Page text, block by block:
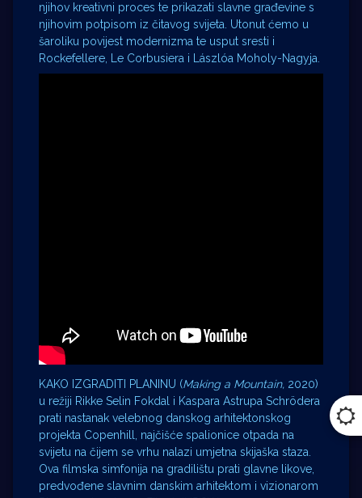
njihov kreativni proces te prikazati slavne građevine s
njihovim potpisom iz čitavog svijeta. Utonut ćemo u
šaroliku povijest modernizma te usput sresti i
Rockefellere, Le Corbusiera i Lászlóa Moholy-Nagyja.
KAKO IZGRADITI PLANINU (Making a Mountain, 2020)
u režiji Rikke Selin Fokdal i Kaspara Astrupa Schrödera
prati nastanak velebnog danskog arhitektonskog
projekta Copenhill, najčišće spalionice otpada na
svijetu na čijem se vrhu nalazi umjetna skijaška staza.
Ova filmska simfonija na gradilištu prati glavne likove,
predvođene slavnim danskim arhitektom i vizionarom